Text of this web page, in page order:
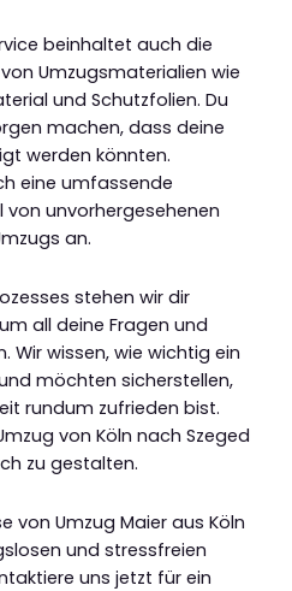
beinhaltet auch die
Umzugsmaterialien wie
und Schutzfolien. Du
machen, dass deine
werden könnten.
eine umfassende
von unvorhergesehenen
an.
stehen wir dir
all deine Fragen und
Wir wissen, wie wichtig ein
möchten sicherstellen,
rundum zufrieden bist.
von Köln nach Szeged
zu gestalten.
von Umzug Maier aus Köln
und stressfreien
uns jetzt für ein